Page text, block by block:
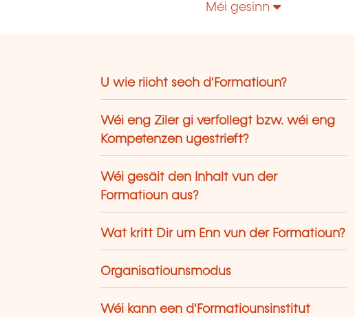
technologies, enrichir leur culture
Méi gesinn
U wie riicht sech d'Formatioun?
Wéi eng Ziler gi verfollegt bzw. wéi eng
Kompetenzen ugestrieft?
Wéi gesäit den Inhalt vun der
Formatioun aus?
Wat kritt Dir um Enn vun der Formatioun?
Organisatiounsmodus
Wéi kann een d'Formatiounsinstitut